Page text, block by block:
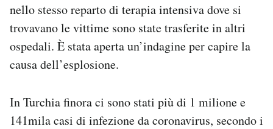
Hai bisogno di aiuto?
Esci
nello stesso reparto di terapia intensiva dove si
trovavano le vittime sono state trasferite in altri
ospedali. È stata aperta un’indagine per capire la
causa dell’esplosione.
In Turchia finora ci sono stati più di 1 milione e
141mila casi di infezione da coronavirus, secondo i